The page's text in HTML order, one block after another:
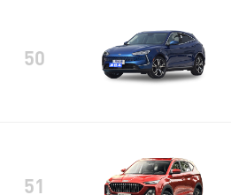
50
51